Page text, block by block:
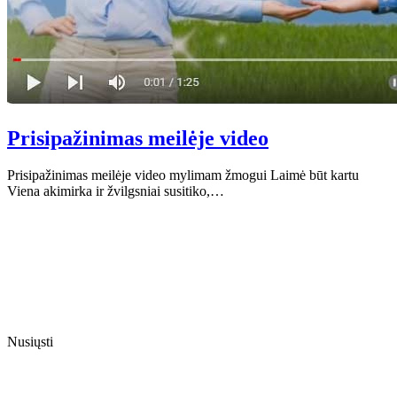
Prisipažinimas meilėje video
Prisipažinimas meilėje video mylimam žmogui Laimė būt kartu
Viena akimirka ir žvilgsniai susitiko,…
Nusiųsti